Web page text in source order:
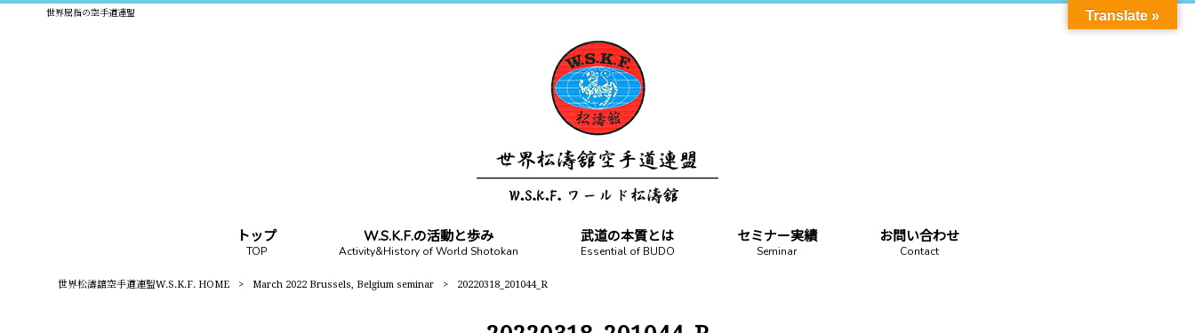
世界屈指の空手道連盟
トップ
TOP
W.S.K.F.の活動と歩み
Activity&History of World Shotokan
武道の本質とは
Essential of BUDO
セミナー実績
Seminar
お問い合わせ
Contact
世界松濤舘空手道連盟W.S.K.F. HOME > March 2022 Brussels, Belgium seminar > 20220318_201044_R
Translate »